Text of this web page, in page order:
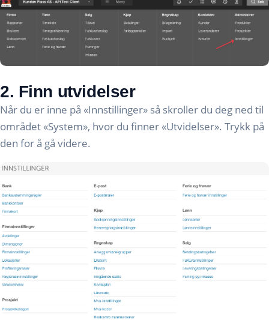
2. Finn utvidelser
Når du er inne på «Innstillinger» så skroller du deg ned til
området «System», hvor du finner «Utvidelser». Trykk på
den for å gå videre.